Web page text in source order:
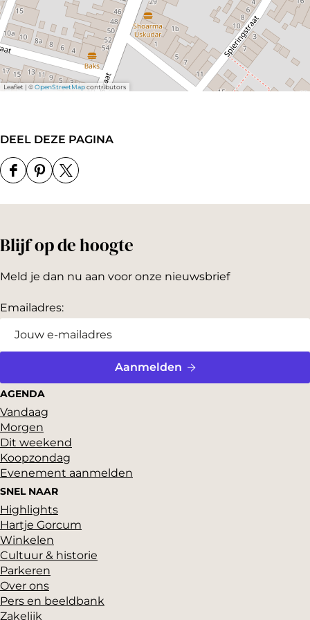
m
e
m
Leaflet | ©OpenStreetMapcontributors
DEEL DEZE PAGINA
D
l
e
z
g
i
n
a
o
p
F
a
c
e
b
o
D
l
e
z
g
i
n
a
o
p
P
i
n
t
e
r
D
l
e
g
a
o
Blijf op de hoogte
Meld je dan nu aan voor onze nieuwsbrief
Emailadres:
Aanmelden
AGENDA
Vandaag
Morgen
Dit weekend
Koopzondag
Evenement aanmelden
SNEL NAAR
Highlights
Hartje Gorcum
Winkelen
Cultuur & historie
Parkeren
Over ons
Pers en beeldbank
Zakelijk